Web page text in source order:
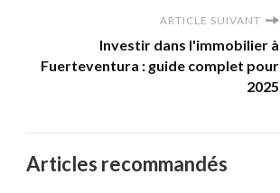
ARTICLE SUIVANT
Investir dans l'immobilier à
Fuerteventura : guide complet pour
2025
Articles recommandés